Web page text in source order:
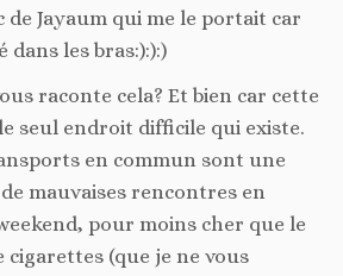
de Jayaum qui me le portait car
dans les bras:):):)
raconte cela? Et bien car cette
seul endroit difficile qui existe.
en commun sont une
mauvaises rencontres en
pour moins cher que le
cigarettes (que je ne vous